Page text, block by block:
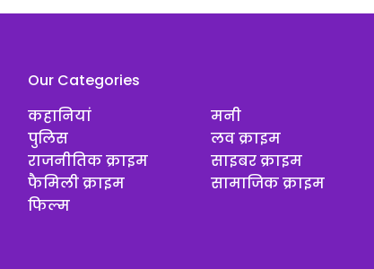
Our Categories
कहानियां
पुलिस
राजनीतिक क्राइम
फैमिली क्राइम
फिल्म
मनी
लव क्राइम
साइबर क्राइम
सामाजिक क्राइम